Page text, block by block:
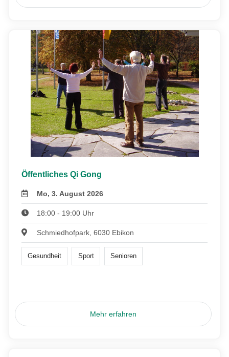
Öffentliches Qi Gong
Mo, 3. August 2026
18:00 - 19:00 Uhr
Schmiedhofpark, 6030 Ebikon
Gesundheit Sport Senioren
Mehr erfahren